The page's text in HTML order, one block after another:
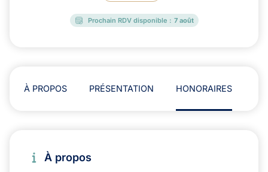
Prochain RDV disponible : 7 août
À PROPOS PRÉSENTATION HONORAIRES
À propos